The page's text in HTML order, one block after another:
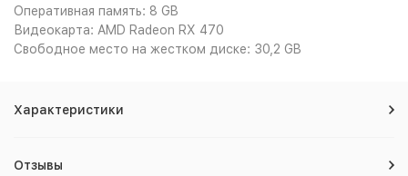
Оперативная память: 8 GB
Видеокарта: AMD Radeon RX 470
Свободное место на жестком диске: 30,2 GB
Характеристики
Отзывы